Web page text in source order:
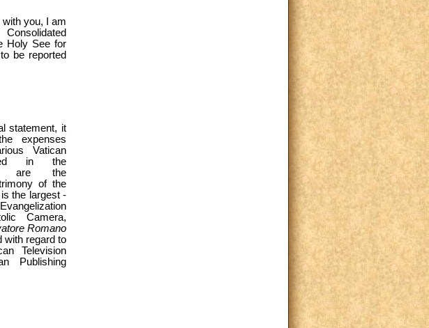
you, I am
Holy See for
be reported
statement, it
expenses
Vatican
in the
are the
of the
the largest -
Camera,
Romano
with regard to
Television
Publishing